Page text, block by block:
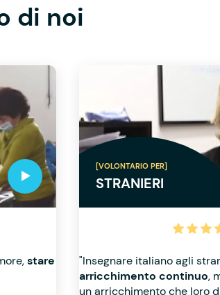
di noi
stare
[VOLONTARIO PER]
STRANIERI
"Insegnare italiano agli
arricchimento continuo,
un arricchimento che loro